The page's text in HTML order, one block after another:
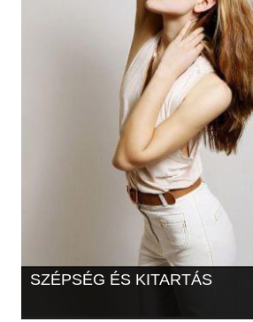
SZÉPSÉG ÉS KITARTÁS